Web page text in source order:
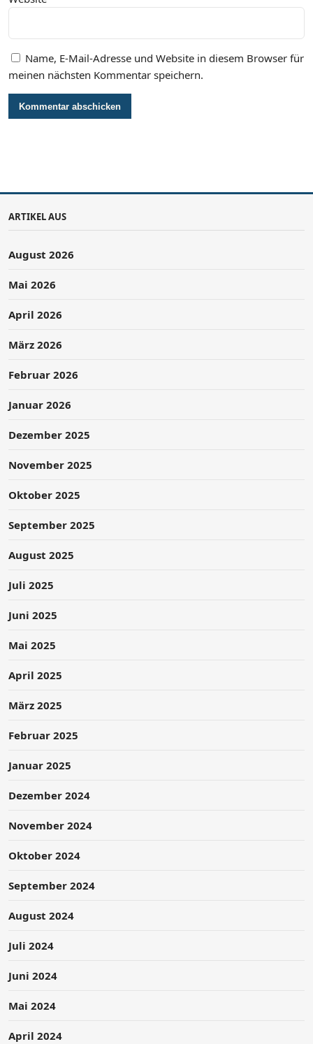
Name, E-Mail-Adresse und Website in diesem Browser für
meinen nächsten Kommentar speichern.
ARTIKEL AUS
August 2026
Mai 2026
April 2026
März 2026
Februar 2026
Januar 2026
Dezember 2025
November 2025
Oktober 2025
September 2025
August 2025
Juli 2025
Juni 2025
Mai 2025
April 2025
März 2025
Februar 2025
Januar 2025
Dezember 2024
November 2024
Oktober 2024
September 2024
August 2024
Juli 2024
Juni 2024
Mai 2024
April 2024